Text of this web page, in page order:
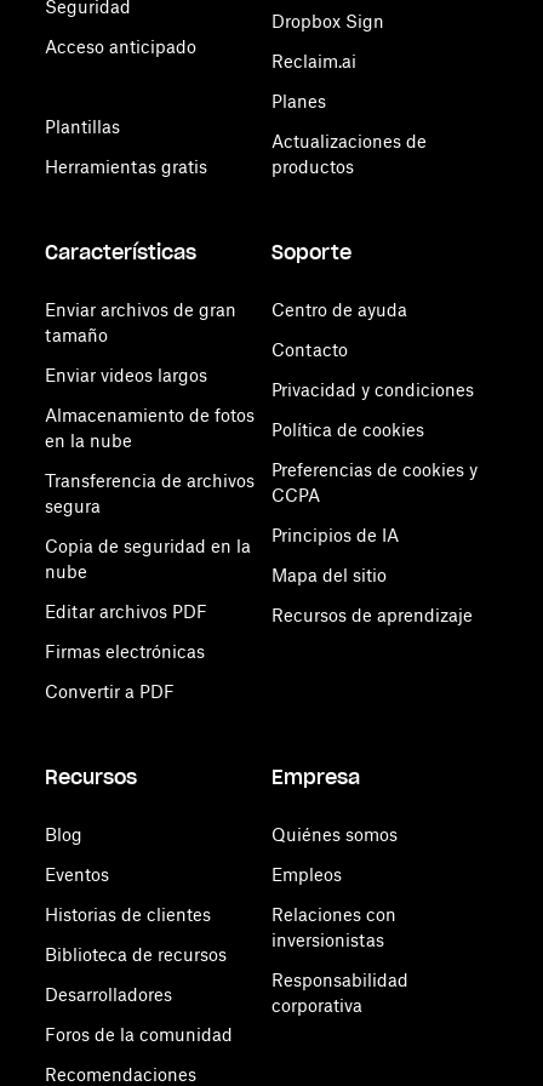
Seguridad
Acceso anticipado
Plantillas
Herramientas gratis
Dropbox Sign
Reclaim.ai
Planes
Actualizaciones de
productos
Características
Enviar archivos de gran
tamaño
Enviar videos largos
Almacenamiento de fotos
en la nube
Transferencia de archivos
segura
Copia de seguridad en la
nube
Editar archivos PDF
Firmas electrónicas
Convertir a PDF
Soporte
Centro de ayuda
Contacto
Privacidad y condiciones
Política de cookies
Preferencias de cookies y
CCPA
Principios de IA
Mapa del sitio
Recursos de aprendizaje
Recursos
Blog
Eventos
Historias de clientes
Biblioteca de recursos
Desarrolladores
Foros de la comunidad
Recomendaciones
Empresa
Quiénes somos
Empleos
Relaciones con
inversionistas
Responsabilidad
corporativa